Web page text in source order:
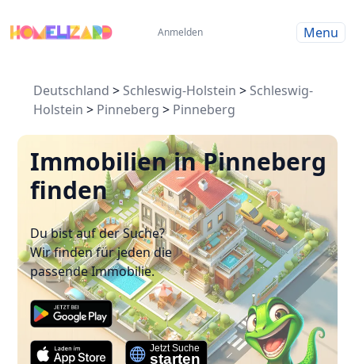
Anmelden Menu
Deutschland > Schleswig-Holstein > Schleswig-
Holstein > Pinneberg > Pinneberg
Immobilien in Pinneberg
finden
Du bist auf der Suche?
Wir finden für jeden die
passende Immobilie.